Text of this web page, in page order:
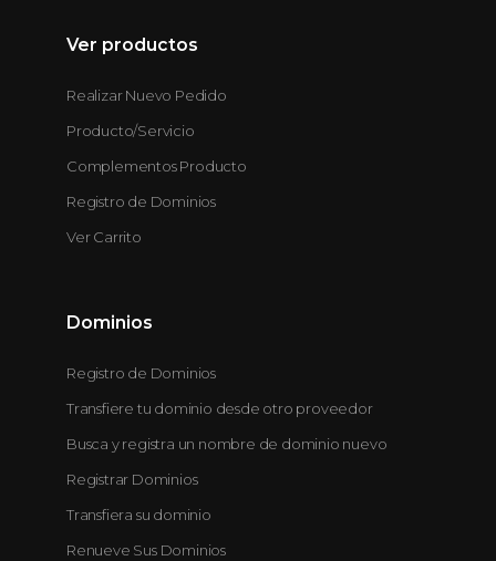
Ver productos
Realizar Nuevo Pedido
Producto/Servicio
Complementos Producto
Registro de Dominios
Ver Carrito
Dominios
Registro de Dominios
Transfiere tu dominio desde otro proveedor
Busca y registra un nombre de dominio nuevo
Registrar Dominios
Transfiera su dominio
Renueve Sus Dominios